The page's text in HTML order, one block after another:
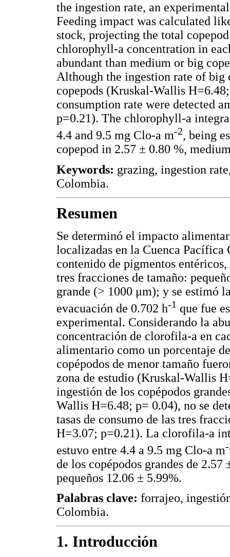
the ingestion rate, an
Feeding impact was calculated
stock, projecting the total
chlorophyll-a concentration in
abundant than medium or big
Although the ingestion rate of big
copepods (Kruskal-Wallis
consumption rate were detected
p=0.21). The chlorophyll-a
4.4 and 9.5 mg Clo-a m-2, being
copepod in 2.57 ± 0.80 %,
Keywords: grazing, ingestion
Colombia.
Resumen
Se determinó el impacto
localizadas en la Cuenca
contenido de pigmentos
tres fracciones de tamaño:
grande (> 1000 μm); y se estimó
evacuación de 0.702 h-1 que fue
experimental. Considerando la
concentración de clorofila-a en
alimentario como un porcentaje
copépodos de menor tamaño
zona de estudio (Kruskal-Wallis
ingestión de los copépodos
Wallis H=6.48; p= 0.04), no se
tasas de consumo de las tres
H=3.07; p=0.21). La clorofila-a
estuvo entre 4.4 a 9.5 mg Clo-a m
de los copépodos grandes de
pequeños 12.06 ± 5.99%.
Palabras clave: forrajeo,
Colombia.
1. Introducción